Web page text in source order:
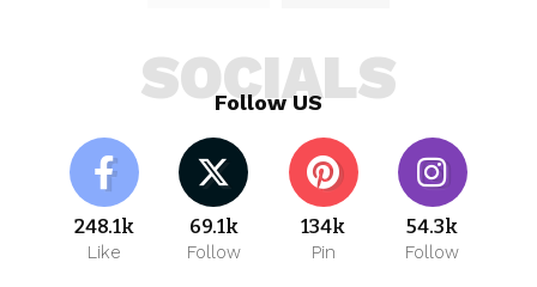
Follow US
SOCIALS
248.1k
Like
69.1k
Follow
134k
Pin
54.3k
Follow